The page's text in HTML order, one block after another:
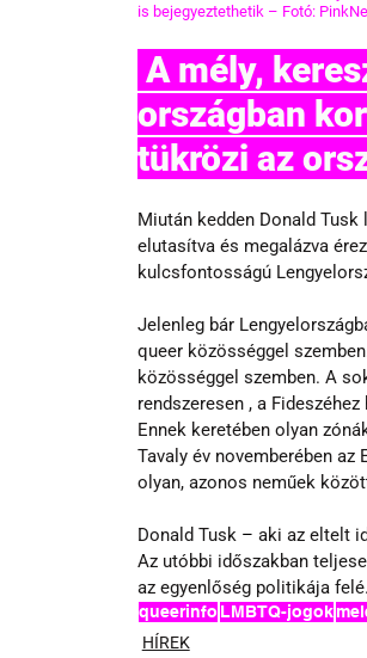
is bejegyeztethetik – Fotó:
országban
tükrözi az
Miután kedden Donald
elutasítva és megalázva
kulcsfontosságú
Jelenleg bár
queer közösséggel
közösséggel szemben. A
rendszeresen , a
Ennek keretében olyan
Tavaly év novemberében
olyan, azonos neműek
Donald Tusk – aki az eltelt
Az utóbbi időszakban
az egyenlőség politikája felé.
queerinfo LMBTQ-jogok
HÍREK